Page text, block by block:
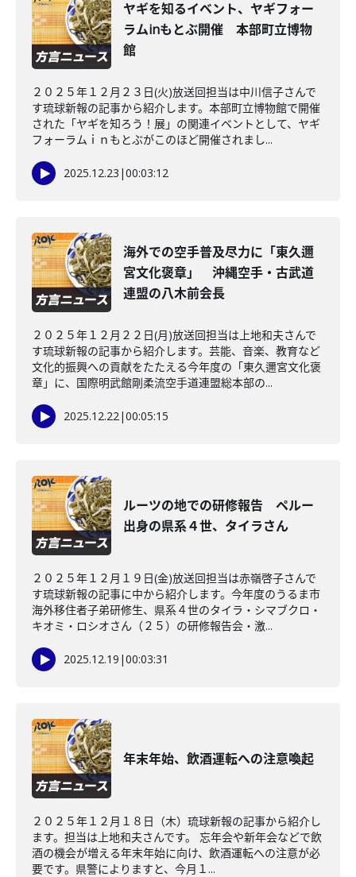
ヤギを知るイベント、ヤギフォー
ラムinもとぶ開催 本部町立博物
館
２０２５年１２月２３日(火)放送回担当は中川信子さんで
す琉球新報の記事から紹介します。本部町立博物館で開催
された「ヤギを知ろう！展」の関連イベントとして、ヤギ
フォーラムｉｎもとぶがこのほど開催されまし...
2025.12.23 |00:03:12
海外での空手普及尽力に「東久邇
宮文化褒章」 沖縄空手・古武道
連盟の八木前会長
２０２５年１２月２２日(月)放送回担当は上地和夫さんで
す琉球新報の記事から紹介します。芸能、音楽、教育など
文化的振興への貢献をたたえる今年度の「東久邇宮文化褒
章」に、国際明武館剛柔流空手道連盟総本部の...
2025.12.22|00:05:15
ルーツの地での研修報告 ペルー
出身の県系４世、タイラさん
２０２５年１２月１９日(金)放送回担当は赤嶺啓子さんで
す琉球新報の記事に中から紹介します。今年度のうるま市
海外移住者子弟研修生、県系４世のタイラ・シマブクロ・
キオミ・ロシオさん（２５）の研修報告会・激...
2025.12.19 |00:03:31
年末年始、飲酒運転への注意喚起
２０２５年１２月１８日（木）琉球新報の記事から紹介し
ます。担当は上地和夫さんです。 忘年会や新年会などで飲
酒の機会が増える年末年始に向け、飲酒運転への注意が必
要です。県警によりますと、今月１...